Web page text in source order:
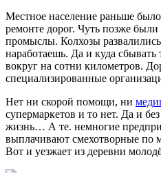
Местное население раньше было
ремонте дорог. Чуть позже
промыслы. Колхозы
наработаешь. Да и куда сбывать
вокруг на сотни километров.
специализированные
Нет ни скорой помощи, ни
супермаркетов и то нет. Да и
жизнь… А те. немногие
выплачивают смехотворные по
Вот и уезжает из деревни